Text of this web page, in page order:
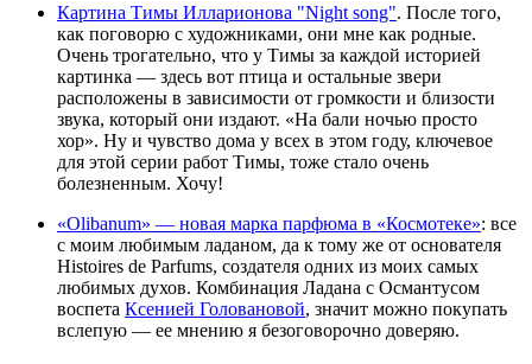
Картина Тимы Илларионова "Night song". После того,
как поговорю с художниками, они мне как родные.
Очень трогательно, что у Тимы за каждой историей
картинка — здесь вот птица и остальные звери
расположены в зависимости от громкости и близости
звука, который они издают. «На бали ночью просто
хор». Ну и чувство дома у всех в этом году, ключевое
для этой серии работ Тимы, тоже стало очень
болезненным. Хочу!
«Olibanum» — новая марка парфюма в «Космотеке»: все
с моим любимым ладаном, да к тому же от основателя
Histoires de Parfums, создателя одних из моих самых
любимых духов. Комбинация Ладана с Османтусом
воспета Ксенией Головановой, значит можно покупать
вслепую — ее мнению я безоговорочно доверяю.